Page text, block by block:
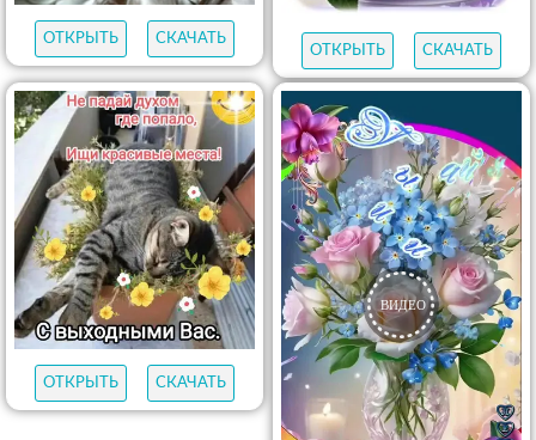
ОТКРЫТЬ СКАЧАТЬ
ОТКРЫТЬ СКАЧАТЬ
ОТКРЫТЬ СКАЧАТЬ